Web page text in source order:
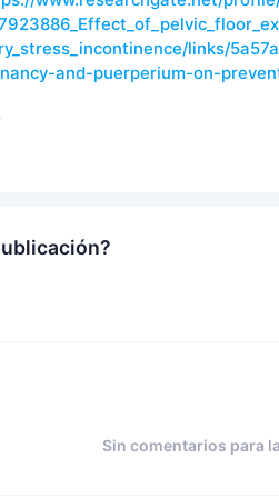
links/
and-puerperium-on-
Sin comentarios para